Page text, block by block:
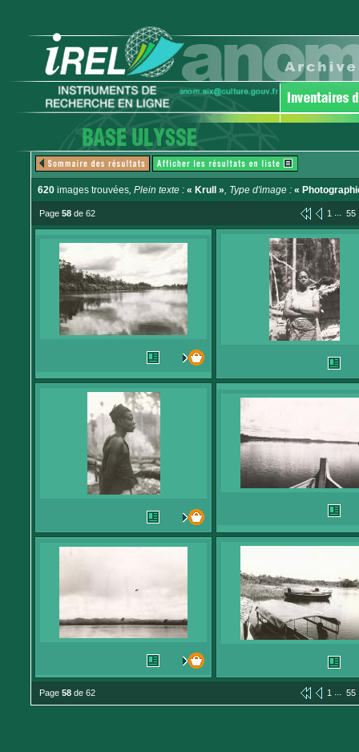
620 images trouvées, Plein texte : « Krull », Type d'image : «
Page 58 de 62 1 ... 55
Page 58 de 62 1 ... 55